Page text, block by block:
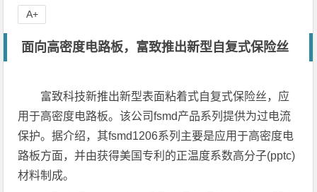
面向高密度电路板，富致推出新型自复式保险丝
富致科技新推出新型表面粘着式自复式保险丝，应
用于高密度电路板。该公司fsmd产品系列提供为过电流
保护。据介绍，其fsmd1206系列主要是应用于高密度电
路板方面，并由获得美国专利的正温度系数高分子(pptc)
材料制成。
A+